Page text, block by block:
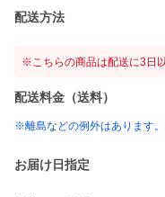
配送方法
※こちらの商品は配送に3日
配送料金（送料）
※離島などの例外はあります
お届け日指定